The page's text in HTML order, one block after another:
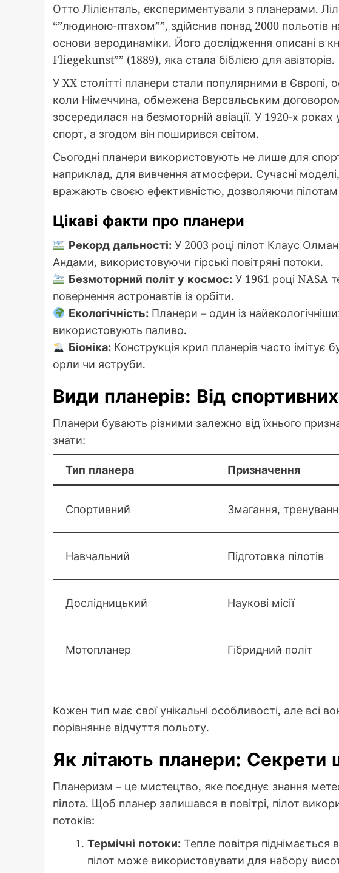
Отто Лілієнталь, експериментували з планерами.
“”людиною-птахом””, здійснив понад 2000 польотів
основи аеродинаміки. Його дослідження описані в
Fliegekunst”” (1889), яка стала біблією для авіаторів.
У XX столітті планери стали популярними в Європі,
коли Німеччина, обмежена Версальським договором
зосередилася на безмоторній авіації. У 1920-х
спорт, а згодом він поширився світом.
Сьогодні планери використовують не лише для
наприклад, для вивчення атмосфери. Сучасні
вражають своєю ефективністю, дозволяючи
Цікаві факти про планери
Рекорд дальності:У 2003 році пілот Клаус
Андами, використовуючи гірські повітряні потоки.
Безмоторний політ у космос:У 1961 році NASA
повернення астронавтів із орбіти.
Екологічність:Планери – один із
використовують паливо.
Біоніка:Конструкція крил планерів часто імітує
орли чи яструби.
Види планерів: Від
Планери бувають різними залежно від їхнього
знати:
Тип планера Призначення
Спортивний Змагання,
Навчальний Підготовка пілотів
Дослідницький Наукові місії
Мотопланер Гібридний політ
Кожен тип має свої унікальні особливості, але всі
порівнянне відчуття польоту.
Як літають планери: Секрети
Планеризм – це мистецтво, яке поєднує знання
пілота. Щоб планер залишався в повітрі, пілот
потоків:
Термічні потоки: Тепле повітря піднімається
пілот може використовувати для набору